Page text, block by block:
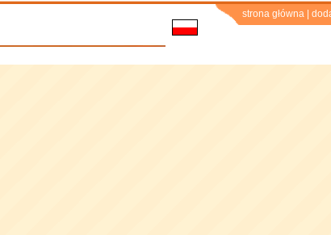
strona główna